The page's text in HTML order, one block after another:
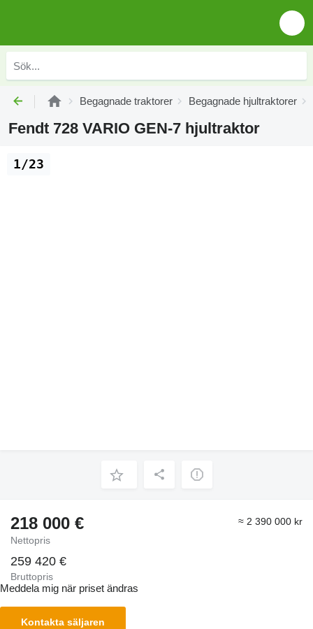
Begagnade traktorer Begagnade hjultraktorer
Fendt 728 VARIO GEN-7 hjultraktor
1/23
218 000 €
Nettopris
≈ 2 390 000 kr
259 420 €
Bruttopris
Meddela mig när priset ändras
Kontakta säljaren